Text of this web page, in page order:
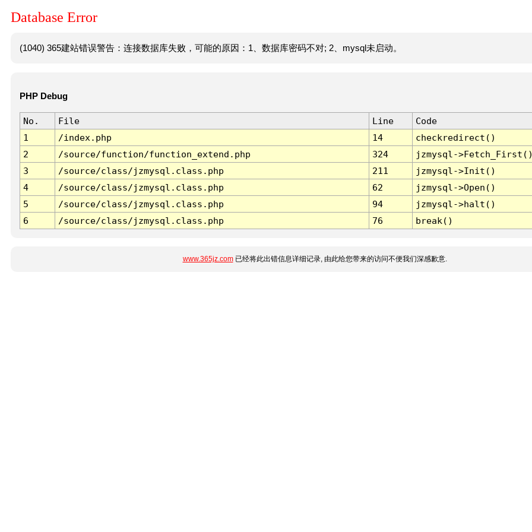
Database Error
(1040) 365建站错误警告：连接数据库失败，可能的原因：1、数据库密码不对; 2、mysql未启动。
PHP Debug
No. File Line
Code
1
/index.php 14
checkredirect()
2
/source/function/function_extend.php 324
jzmysql-
3
/source/class/jzmysql.class.php 211
jzmysql->Init()
4
/source/class/jzmysql.class.php 62
jzmysql->Open()
5
/source/class/jzmysql.class.php 94
jzmysql->halt()
6
/source/class/jzmysql.class.php 76 break()
www.365jz.com已经将此出错信息详细记录, 由此给您带来的访问不便我们深感歉意.